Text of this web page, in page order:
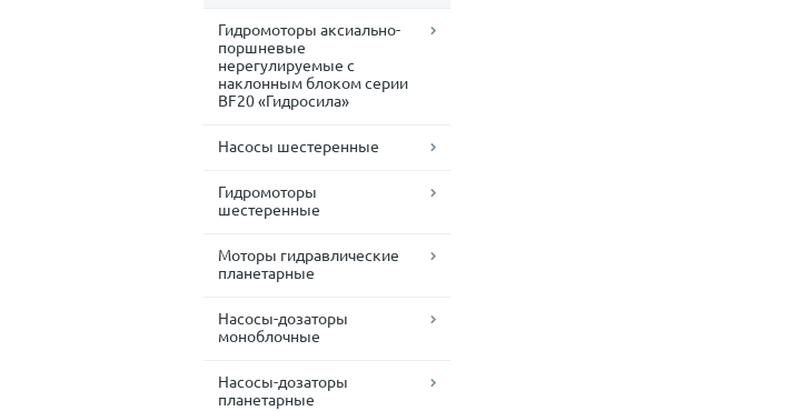
Гидромоторы аксиально-
поршневые
нерегулируемые с
наклонным блоком серии
BF20 «Гидросила»
Насосы шестеренные
Гидромоторы
шестеренные
Моторы гидравлические
планетарные
Насосы-дозаторы
моноблочные
Насосы-дозаторы
планетарные